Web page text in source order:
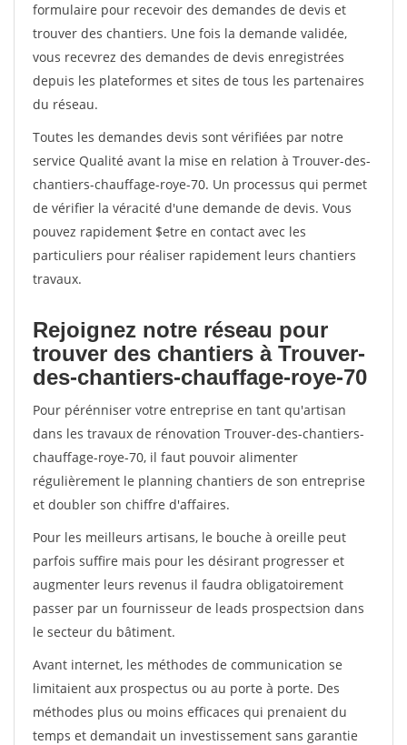
formulaire pour recevoir des demandes de devis et
trouver des chantiers. Une fois la demande validée,
vous recevrez des demandes de devis enregistrées
depuis les plateformes et sites de tous les partenaires
du réseau.
Toutes les demandes devis sont vérifiées par notre
service Qualité avant la mise en relation à Trouver-des-
chantiers-chauffage-roye-70. Un processus qui permet
de vérifier la véracité d'une demande de devis. Vous
pouvez rapidement $etre en contact avec les
particuliers pour réaliser rapidement leurs chantiers
travaux.
Rejoignez notre réseau pour
trouver des chantiers à Trouver-
des-chantiers-chauffage-roye-70
Pour pérénniser votre entreprise en tant qu'artisan
dans les travaux de rénovation Trouver-des-chantiers-
chauffage-roye-70, il faut pouvoir alimenter
régulièrement le planning chantiers de son entreprise
et doubler son chiffre d'affaires.
Pour les meilleurs artisans, le bouche à oreille peut
parfois suffire mais pour les désirant progresser et
augmenter leurs revenus il faudra obligatoirement
passer par un fournisseur de leads prospectsion dans
le secteur du bâtiment.
Avant internet, les méthodes de communication se
limitaient aux prospectus ou au porte à porte. Des
méthodes plus ou moins efficaces qui prenaient du
temps et demandait un investissement sans garantie